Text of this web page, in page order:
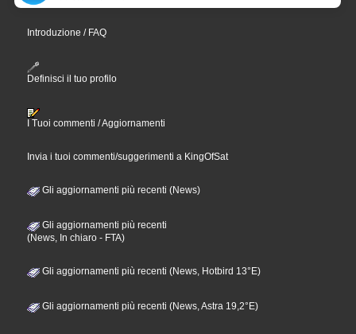
Introduzione / FAQ
Definisci il tuo profilo
I Tuoi commenti / Aggiornamenti
Invia i tuoi commenti/suggerimenti a KingOfSat
Gli aggiornamenti più recenti (News)
Gli aggiornamenti più recenti
(News, In chiaro - FTA)
Gli aggiornamenti più recenti (News, Hotbird 13°E)
Gli aggiornamenti più recenti (News, Astra 19,2°E)